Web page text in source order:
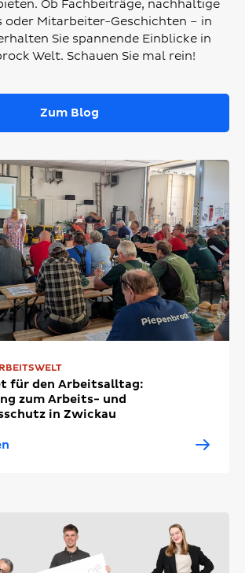
Ob Fachbeiträge, nachhaltige
oder Mitarbeiter-Geschichten – in
Sie spannende Einblicke in
Welt. Schauen Sie mal rein!
Zum Blog
für den Arbeitsalltag:
zum Arbeits- und
in Zwickau